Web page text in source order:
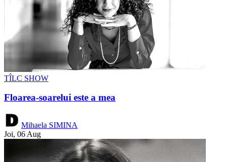
TÎLC SHOW
Floarea-soarelui este a mea
Mihaela SIMINA
Joi, 06 Aug